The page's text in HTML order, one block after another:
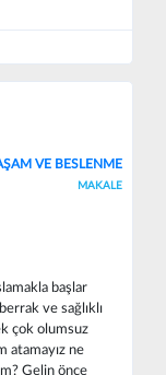
VE BESLENME
MAKALE
başlar
ve sağlıklı
çok olumsuz
atamayız ne
Gelin önce